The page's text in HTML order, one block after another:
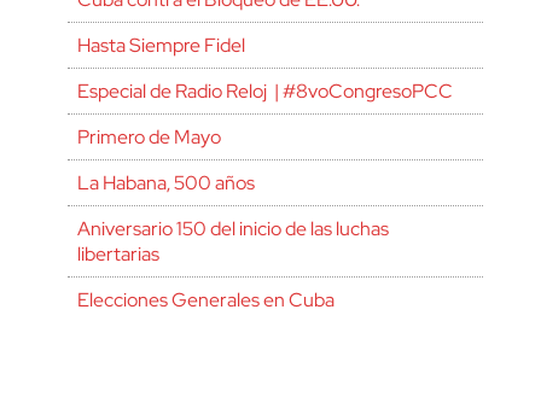
Hasta Siempre Fidel
Especial de Radio Reloj | #8voCongresoPCC
Primero de Mayo
La Habana, 500 años
Aniversario 150 del inicio de las luchas
libertarias
Elecciones Generales en Cuba